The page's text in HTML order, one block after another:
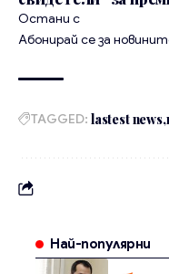
Остани с
Абонирай се за
TAGGED: lastest news
Най-популярни